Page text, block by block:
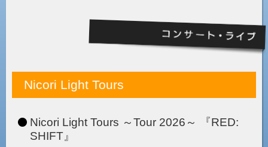
Nicori Light Tours
Nicori Light Tours ～Tour 2026～ 『RED:
SHIFT』